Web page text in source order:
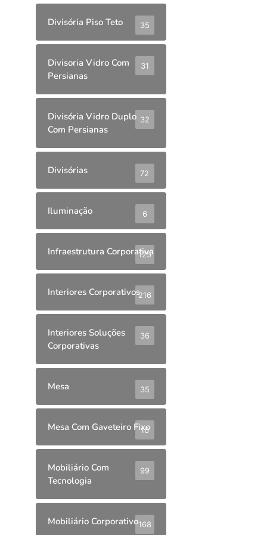
Divisória Piso Teto 35
Divisoria Vidro Com
Persianas
31
Divisória Vidro Duplo
Com Persianas
32
Divisórias 72
Iluminação 6
Infraestrutura Corporativa
125
Interiores Corporativos216
Interiores Soluções
Corporativas
36
Mesa 35
Mesa Com Gaveteiro Fixo
16
Mobiliário Com
Tecnologia
99
Mobiliário Corporativo168